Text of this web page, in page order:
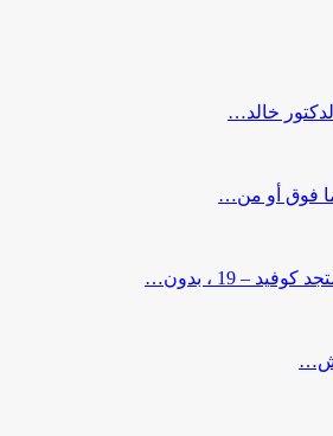
خالد…
19 ، بدون…